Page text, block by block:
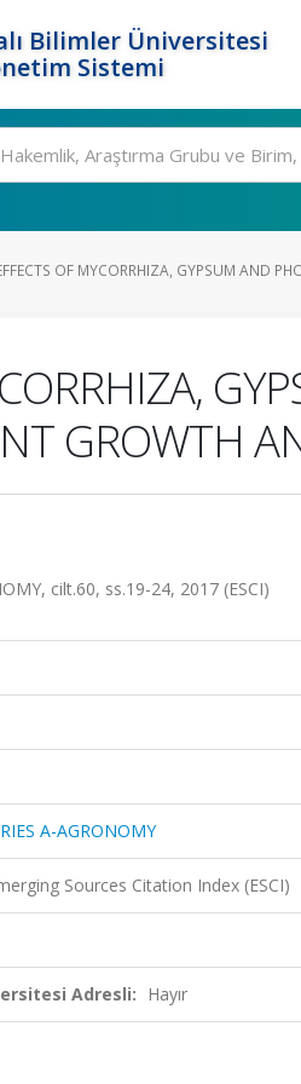
Bilimler Üniversitesi
Sistemi
OF MYCORRHIZA, GYPSUM AND
GROWTH
cilt.60, ss.19-24, 2017 (ESCI)
A-AGRONOMY
Sources Citation Index (ESCI)
Adresli: Hayır